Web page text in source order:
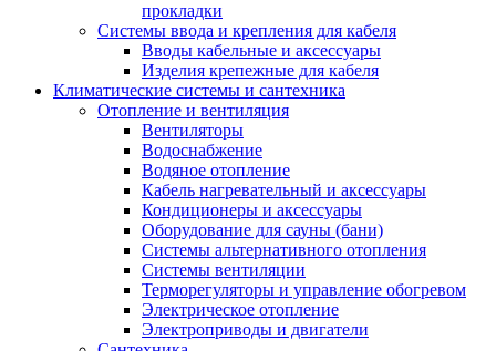
прокладки
Системы ввода и крепления для кабеля
Вводы кабельные и аксессуары
Изделия крепежные для кабеля
Климатические системы и сантехника
Отопление и вентиляция
Вентиляторы
Водоснабжение
Водяное отопление
Кабель нагревательный и аксессуары
Кондиционеры и аксессуары
Оборудование для сауны (бани)
Системы альтернативного отопления
Системы вентиляции
Терморегуляторы и управление обогревом
Электрическое отопление
Электроприводы и двигатели